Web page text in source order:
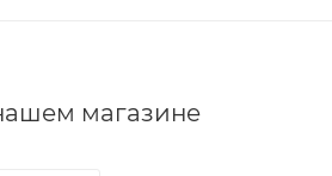
магазине